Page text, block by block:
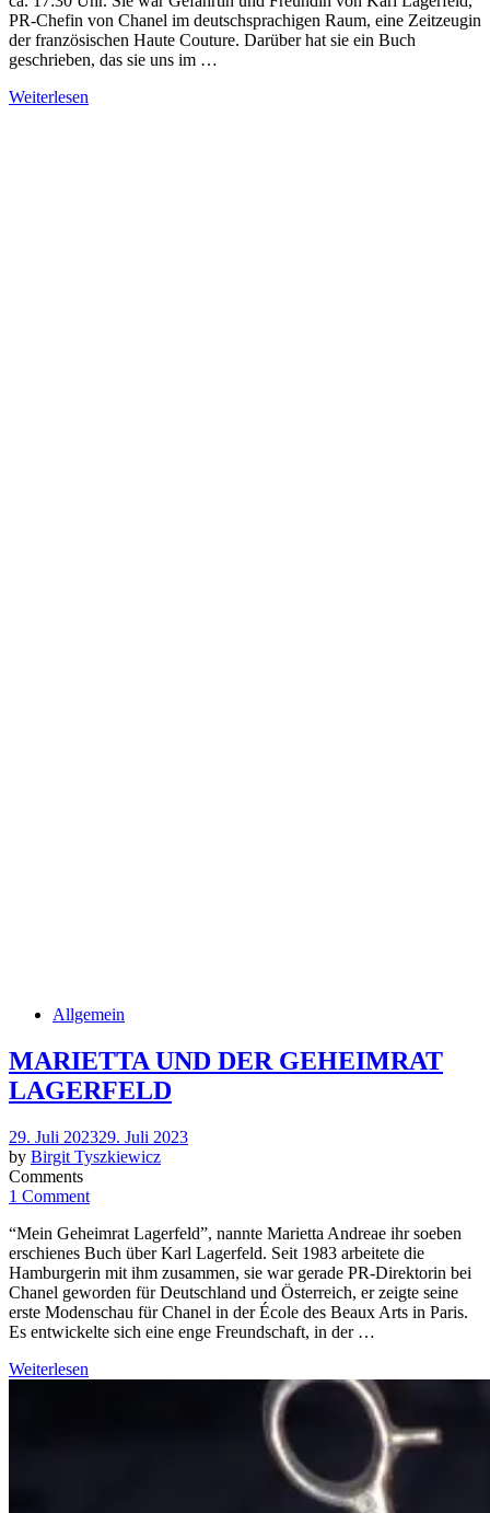
PR-Chefin von Chanel im deutschsprachigen Raum, eine Zeitzeugin
der französischen Haute Couture. Darüber hat sie ein Buch
geschrieben, das sie uns im …
Weiterlesen
Allgemein
MARIETTA UND DER GEHEIMRAT
LAGERFELD
Posted
on
29. Juli 202329. Juli 2023
by Birgit Tyszkiewicz
Comments
1 Comment
“Mein Geheimrat Lagerfeld”, nannte Marietta Andreae ihr soeben
erschienes Buch über Karl Lagerfeld. Seit 1983 arbeitete die
Hamburgerin mit ihm zusammen, sie war gerade PR-Direktorin bei
Chanel geworden für Deutschland und Österreich, er zeigte seine
erste Modenschau für Chanel in der École des Beaux Arts in Paris.
Es entwickelte sich eine enge Freundschaft, in der …
Weiterlesen